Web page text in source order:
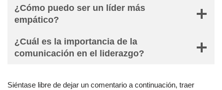
¿Cómo puedo ser un líder más
empático?
¿Cuál es la importancia de la
comunicación en el liderazgo?
Siéntase libre de dejar un comentario a continuación, traer